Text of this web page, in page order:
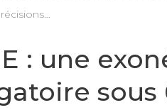
: une
sous